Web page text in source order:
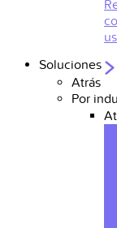
Soluciones
Atrás
Por